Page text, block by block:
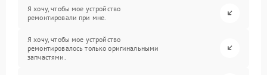
Я хочу, чтобы мое устройство
ремонтировали при мне.
Я хочу, чтобы мое устройство
ремонтировалось только оригинальными
запчастями.